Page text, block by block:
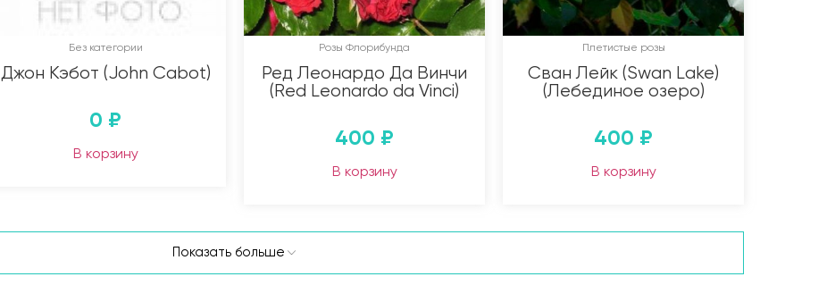
Без категории
Джон Кэбот (John Cabot)
0 ₽
В корзину
Розы Флорибунда
Ред Леонардо Да Винчи
(Red Leonardo da Vinci)
400 ₽
В корзину
Плетистые розы
Сван Лейк (Swan Lake)
(Лебединое озеро)
400 ₽
В корзину
Показать больше